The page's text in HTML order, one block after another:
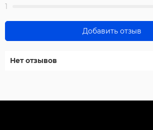
1
Добавить отзыв
Нет отзывов